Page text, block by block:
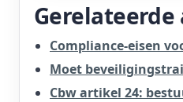
Compliance-eisen
Moet
Cbw artikel 24: